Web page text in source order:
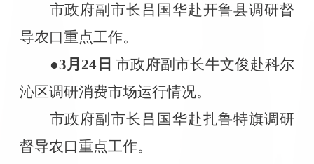
市政府副市长吕国华赴开鲁县调研督
导农口重点工作。
●3 月24 日市政府副市长牛文俊赴科尔
沁区调研消费市场运行情况。
市政府副市长吕国华赴扎鲁特旗调研
督导农口重点工作。